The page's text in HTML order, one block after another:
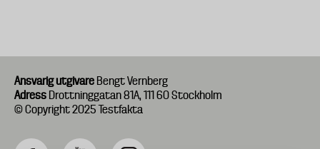
Ansvarig utgivare Bengt Vernberg
Adress Drottninggatan 81A, 111 60 Stockholm
© Copyright 2025 Testfakta